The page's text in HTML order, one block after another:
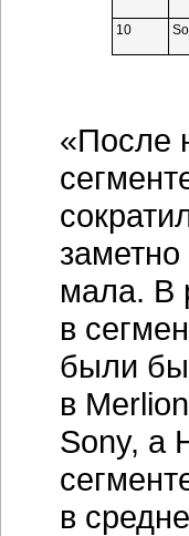
10
«После
мала. В
в
были
в
Sony, а
в